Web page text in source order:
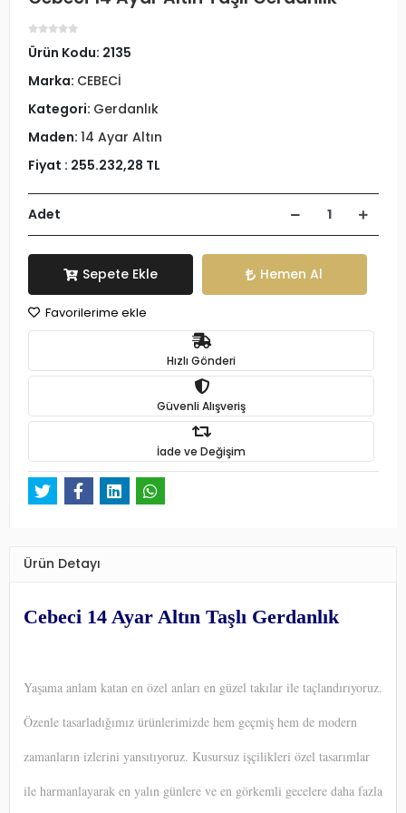
Ürün Kodu: 2135
Marka: CEBECİ
Kategori: Gerdanlık
Maden: 14 Ayar Altın
Fiyat : 255.232,28 TL
Adet
Sepete Ekle Hemen Al
Favorilerime ekle
Hızlı Gönderi
Güvenli Alışveriş
İade ve Değişim
Ürün Detayı
Cebeci 14 Ayar Altın Taşlı Gerdanlık
Yaşama anlam katan en özel anları en güzel takılar ile taçlandırıyoruz.
Özenle tasarladığımız ürünlerimizde hem geçmiş hem de modern
zamanların izlerini yansıtıyoruz. Kusursuz işçilikleri özel tasarımlar
ile harmanlayarak en yalın günlere ve en görkemli gecelere daha fazla